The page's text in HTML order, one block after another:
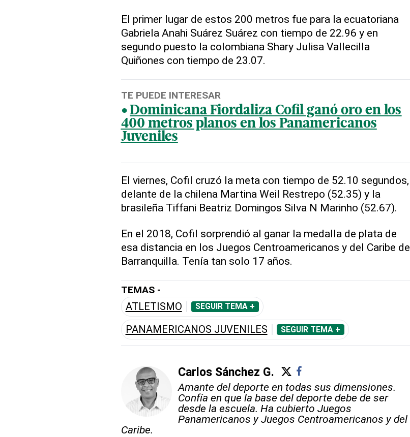
El primer lugar de estos 200 metros fue para la ecuatoriana
Gabriela Anahi Suárez Suárez con tiempo de 22.96 y en
segundo puesto la colombiana Shary Julisa Vallecilla
Quiñones con tiempo de 23.07.
TE PUEDE INTERESAR
Dominicana Fiordaliza Cofil ganó oro en los
400 metros planos en los Panamericanos
Juveniles
El viernes, Cofil cruzó la meta con tiempo de 52.10 segundos,
delante de la chilena Martina Weil Restrepo (52.35) y la
brasileña Tiffani Beatriz Domingos Silva N Marinho (52.67).
En el 2018, Cofil sorprendió al ganar la medalla de plata de
esa distancia en los Juegos Centroamericanos y del Caribe de
Barranquilla. Tenía tan solo 17 años.
TEMAS -
ATLETISMO SEGUIR TEMA +
PANAMERICANOS JUVENILES SEGUIR TEMA +
Carlos Sánchez G.
Amante del deporte en todas sus dimensiones.
Confía en que la base del deporte debe de ser
desde la escuela. Ha cubierto Juegos
Panamericanos y Juegos Centroamericanos y del
Caribe.